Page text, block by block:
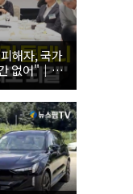
해자, 국가
없어"｜
찬